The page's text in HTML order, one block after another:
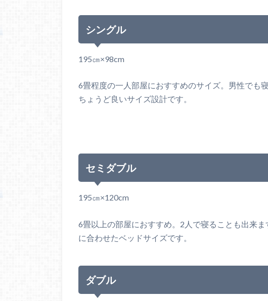
シングル
195㎝×98cm
6畳程度の一人部屋におすすめのサイズ。男性でも
ちょうど良いサイズ設計です。
セミダブル
195㎝×120cm
6畳以上の部屋におすすめ。2人で寝ることも出来
に合わせたベッドサイズです。
ダブル